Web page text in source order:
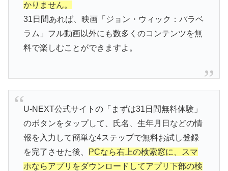
かりません。
31日間あれば、映画「ジョン・ウィック：パラベ
ラム」フル動画以外にも数多くのコンテンツを無
料で楽しむことができますよ。
U-NEXT公式サイトの「まずは31日間無料体験」
のボタンをタップして、氏名、生年月日などの情
報を入力して簡単な4ステップで無料お試し登録
を完了させた後、
PCなら右上の検索窓に、スマ
ホならアプリをダウンロードしてアプリ下部の検